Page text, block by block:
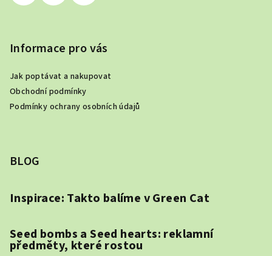
Informace pro vás
Jak poptávat a nakupovat
Obchodní podmínky
Podmínky ochrany osobních údajů
BLOG
Inspirace: Takto balíme v Green Cat
Seed bombs a Seed hearts: reklamní
předměty, které rostou